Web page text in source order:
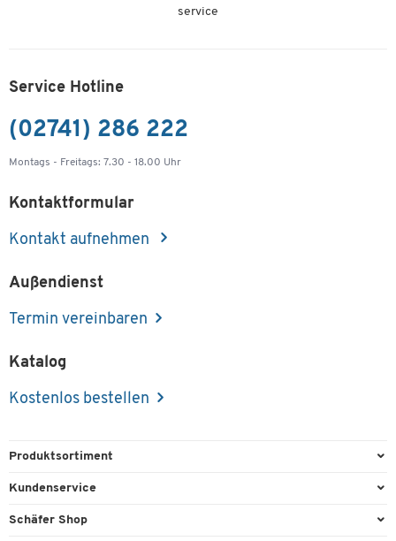
service
Service Hotline
(02741) 286 222
Montags - Freitags: 7.30 - 18.00 Uhr
Kontaktformular
Kontakt aufnehmen
Außendienst
Termin vereinbaren
Katalog
Kostenlos bestellen
Produktsortiment
Büroausstattung
Kundenservice
Direktbestellung
Schäfer Shop